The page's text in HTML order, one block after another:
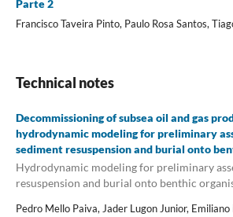
Parte 2
Francisco Taveira Pinto, Paulo Rosa Santos,
Technical notes
Decommissioning of subsea oil and gas
hydrodynamic modeling for preliminary
sediment resuspension and burial onto
Hydrodynamic modeling for preliminary
resuspension and burial onto benthic
Pedro Mello Paiva, Jader Lugon Junior,